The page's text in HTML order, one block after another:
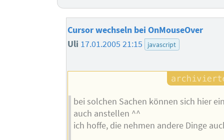
Cursor wechseln bei OnMouseOver
Uli 17.01.2005 21:15 javascript
bei solchen Sachen können sich hier
auch anstellen ^^
ich hoffe, die nehmen andere Dinge